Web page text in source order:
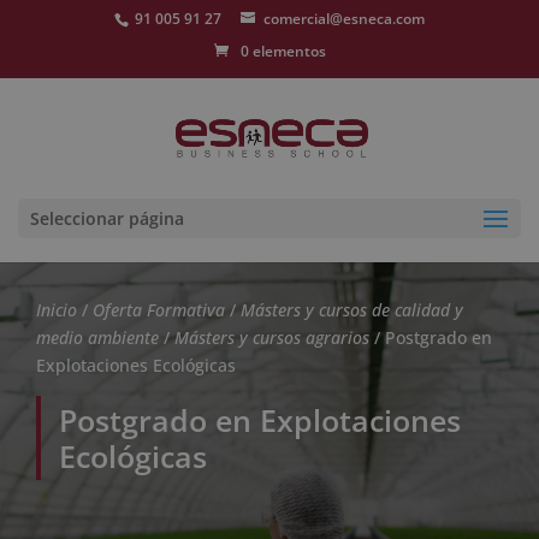
91 005 91 27
comercial@esneca.com
0 elementos
Seleccionar página
Inicio / Oferta Formativa / Másters y cursos de calidad y
medio ambiente /Másters y cursos agrarios / Postgrado en
Explotaciones Ecológicas
Postgrado en Explotaciones
Ecológicas